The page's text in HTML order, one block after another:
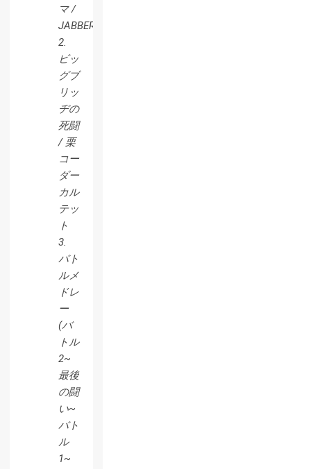
マ /
JABBERLOOP
2.
ビッ
グブ
リッ
ヂの
死闘
/ 栗
コー
ダー
カル
テッ
ト
3.
バト
ルメ
ドレ
ー
(バ
トル
2~
最後
の闘
い~
バト
ル
1~